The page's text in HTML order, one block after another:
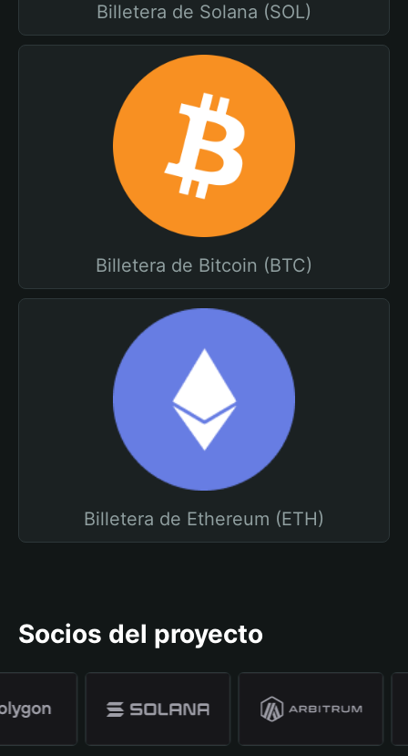
Billetera de Solana (SOL)
Billetera de Bitcoin (BTC)
Billetera de Ethereum (ETH)
Socios del proyecto